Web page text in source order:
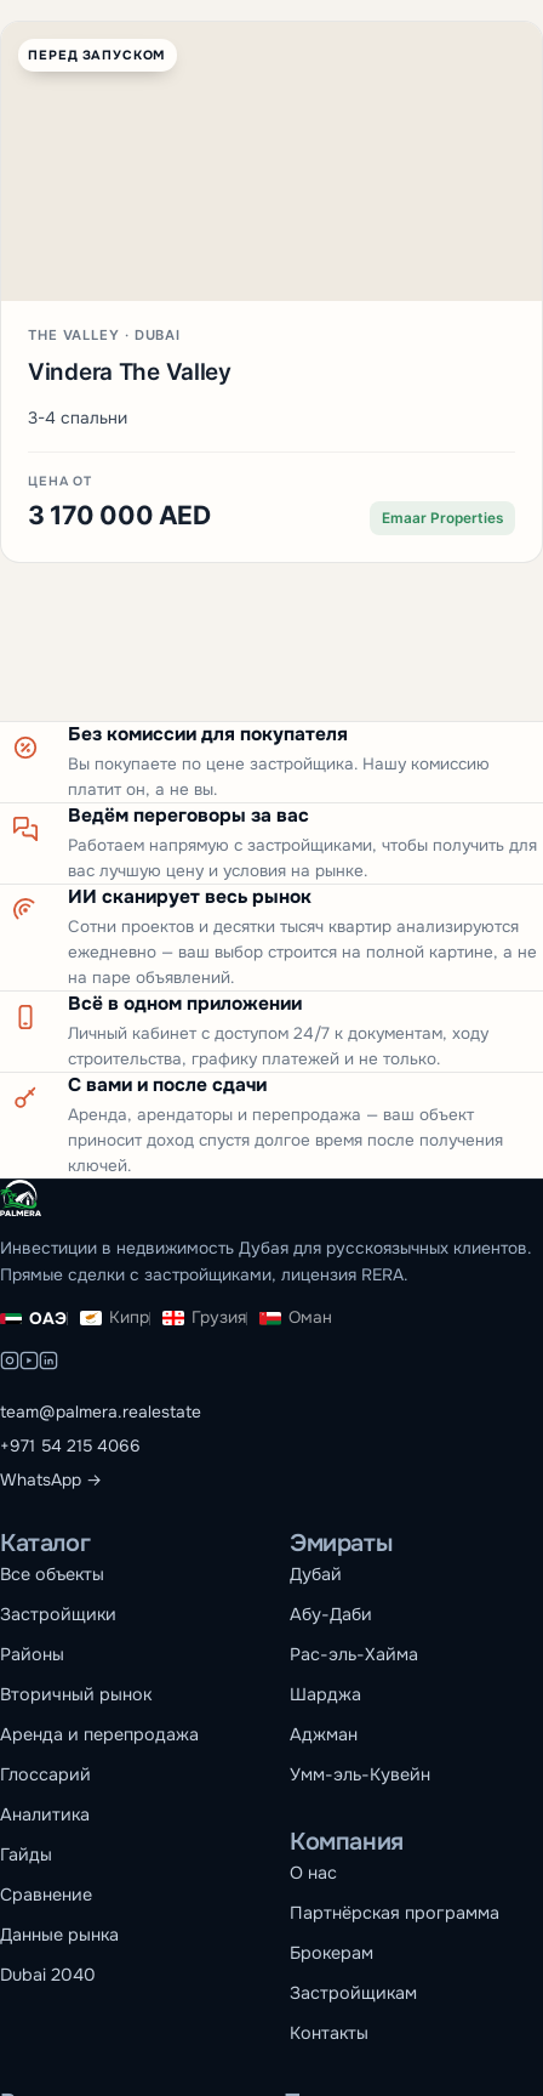
ПЕРЕД ЗАПУСКОМ
THE VALLEY · DUBAI
Vindera The Valley
3-4 спальни
ЦЕНА ОТ
3 170 000 AED Emaar Properties
Без комиссии для покупателя
Вы покупаете по цене застройщика. Нашу комиссию
платит он, а не вы.
Ведём переговоры за вас
Работаем напрямую с застройщиками, чтобы получить для
вас лучшую цену и условия на рынке.
ИИ сканирует весь рынок
Сотни проектов и десятки тысяч квартир анализируются
ежедневно — ваш выбор строится на полной картине, а не
на паре объявлений.
Всё в одном приложении
Личный кабинет с доступом 24/7 к документам, ходу
строительства, графику платежей и не только.
С вами и после сдачи
Аренда, арендаторы и перепродажа — ваш объект
приносит доход спустя долгое время после получения
ключей.
Инвестиции в недвижимость Дубая для русскоязычных клиентов.
Прямые сделки с застройщиками, лицензия RERA.
ОАЭ Кипр Грузия Оман
team@palmera.realestate
+971 54 215 4066
WhatsApp →
Каталог
Все объекты
Застройщики
Районы
Вторичный рынок
Аренда и перепродажа
Глоссарий
Аналитика
Гайды
Сравнение
Данные рынка
Dubai 2040
Эмираты
Дубай
Абу-Даби
Рас-эль-Хайма
Шарджа
Аджман
Умм-эль-Кувейн
Компания
О нас
Партнёрская программа
Брокерам
Застройщикам
Контакты